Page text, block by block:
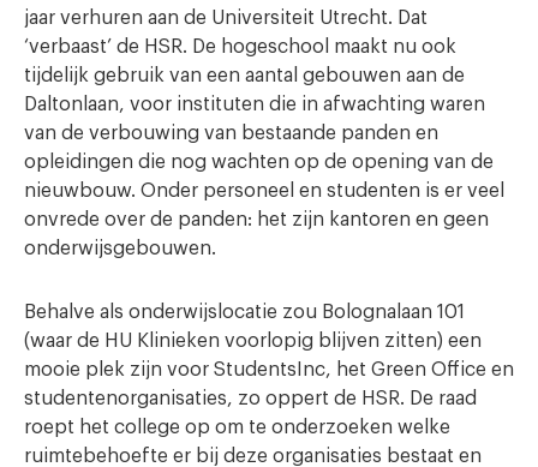
jaar verhuren aan de Universiteit Utrecht. Dat
‘verbaast’ de HSR. De hogeschool maakt nu ook
tijdelijk gebruik van een aantal gebouwen aan de
Daltonlaan, voor instituten die in afwachting waren
van de verbouwing van bestaande panden en
opleidingen die nog wachten op de opening van de
nieuwbouw. Onder personeel en studenten is er veel
onvrede over de panden: het zijn kantoren en geen
onderwijsgebouwen.
Behalve als onderwijslocatie zou Bolognalaan 101
(waar de HU Klinieken voorlopig blijven zitten) een
mooie plek zijn voor StudentsInc, het Green Office en
studentenorganisaties, zo oppert de HSR. De raad
roept het college op om te onderzoeken welke
ruimtebehoefte er bij deze organisaties bestaat en